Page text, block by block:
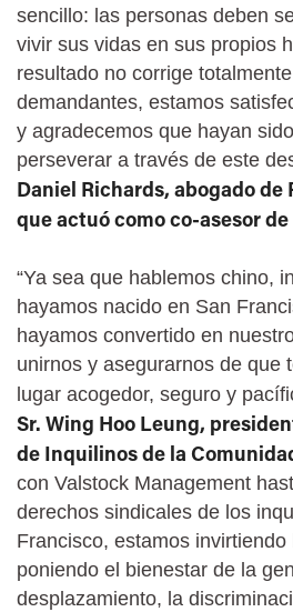
sencillo: las personas deben
vivir sus vidas en sus propios
resultado no corrige
demandantes, estamos
y agradecemos que hayan
perseverar a través de este
Daniel Richards, abogado de
que actuó como co-asesor
“Ya sea que hablemos chino,
hayamos nacido en San
hayamos convertido en
unirnos y asegurarnos de que
lugar acogedor, seguro y
Sr. Wing Hoo Leung,
de Inquilinos de la
con Valstock Management
derechos sindicales de los
Francisco, estamos
poniendo el bienestar de la
desplazamiento, la